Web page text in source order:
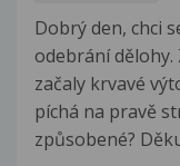
Dobrý den, chci
odebrání dělohy.
začaly krvavé
píchá na pravě
způsobené?